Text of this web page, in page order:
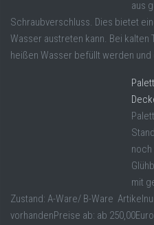
aus
Schraubverschluss. Dies bietet
Wasser austreten kann. Bei
heißen Wasser befüllt werden und
mit
Zustand: A-Ware/ B-Ware
vorhandenPreise ab: ab